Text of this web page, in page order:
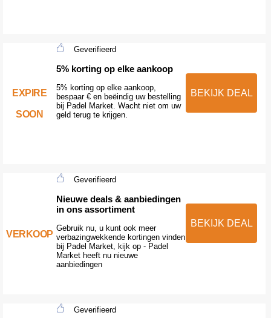
EXPIRE
SOON
Geverifieerd
5% korting op elke aankoop
5% korting op elke aankoop,
bespaar € en beëindig uw bestelling
bij Padel Market. Wacht niet om uw
geld terug te krijgen.
BEKIJK DEAL
VERKOOP
Geverifieerd
Nieuwe deals & aanbiedingen
in ons assortiment
Gebruik nu, u kunt ook meer
verbazingwekkende kortingen vinden
bij Padel Market, kijk op - Padel
Market heeft nu nieuwe
aanbiedingen
BEKIJK DEAL
Geverifieerd